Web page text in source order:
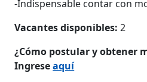
-Indispensable contar con
Vacantes disponibles:2
¿Cómo postular y obtener
Ingreseaquí